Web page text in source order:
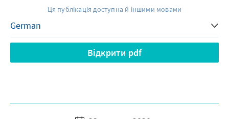
Ця публікація доступна й іншими мовами
Відкрити pdf